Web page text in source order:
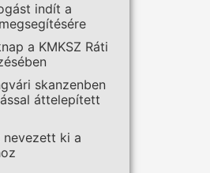
indít a
a KMKSZ Ráti
skanzenben
áttelepített
ki a